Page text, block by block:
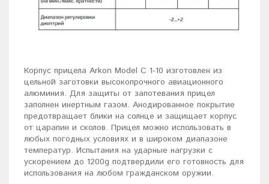
Корпус прицела Arkon Model C 1-10 изготовлен из
цельной заготовки высокопрочного авиационного
алюминия. Для защиты от запотевания прицел
заполнен инертным газом. Анодированное покрытие
предотвращает блики на солнце и защищает корпус
от царапин и сколов. Прицел можно использовать в
любых погодных условиях и в широком диапазоне
температур. Испытания на ударные нагрузки с
ускорением до 1200g подтвердили его готовность для
использования на любом гражданском оружии.